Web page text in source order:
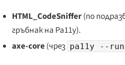
HTML_CodeSniffer(по
гръбнак на Pa11y).
axe-core(чрез pa11y --